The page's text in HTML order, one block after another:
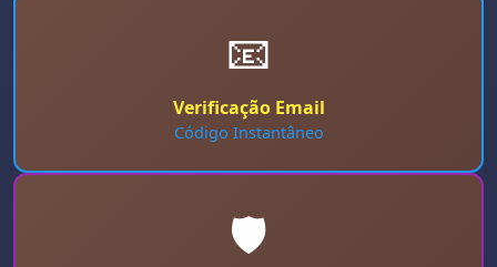
📧
Verificação Email
Código Instantâneo
🛡️